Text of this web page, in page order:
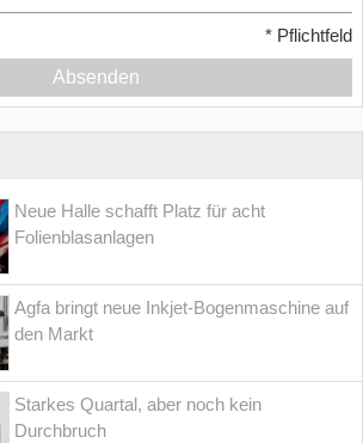
* Pflichtfeld
Absenden
Neue Halle schafft Platz für acht
Folienblasanlagen
Agfa bringt neue Inkjet-Bogenmaschine auf
den Markt
Starkes Quartal, aber noch kein
Durchbruch